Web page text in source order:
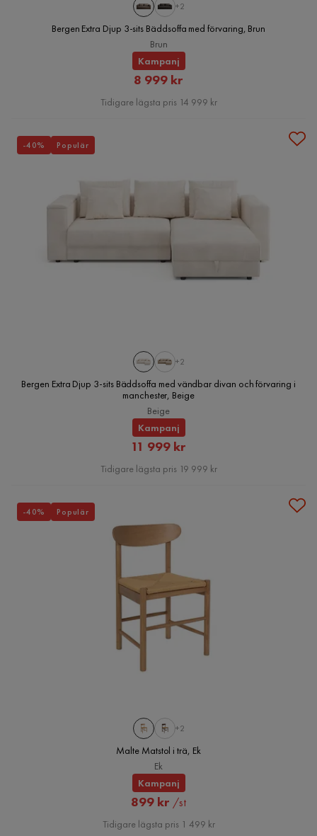
+2
Bergen Extra Djup 3-sits Bäddsoffa med förvaring, Brun
Brun
Kampanj
Rabatterat
Pris
8 999 kr
Tidigare lägsta pris 14 999 kr
+2
Bergen Extra Djup 3-sits Bäddsoffa med vändbar divan och förvaring i
manchester, Beige
Beige
Kampanj
Rabatterat
Pris
11 999 kr
Tidigare lägsta pris 19 999 kr
-40% Populär
+2
Malte Matstol i trä, Ek
Ek
Kampanj
Rabatterat
Pris
899 kr /st
Tidigare lägsta pris 1 499 kr
-40% Populär